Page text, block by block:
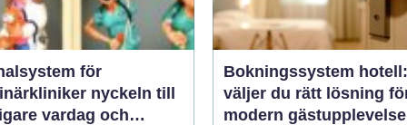
för
nyckeln till
vardag och
Bokningssystem
väljer du rätt lösning
modern gästupplevelse